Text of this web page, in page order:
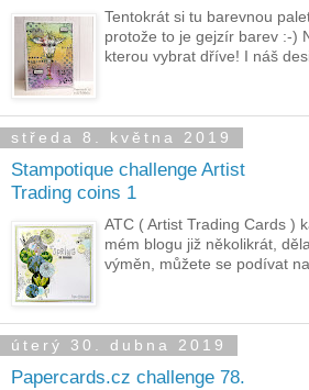
Tentokrát si tu barevnou
protože to je gejzír barev :-)
kterou vybrat dříve! I náš
středa 8. května 2019
Stampotique challenge Artist
Trading coins 1
ATC ( Artist Trading Cards )
mém blogu již několikrát,
výměn, můžete se podívat
úterý 30. dubna 2019
Papercards.cz challenge 78.